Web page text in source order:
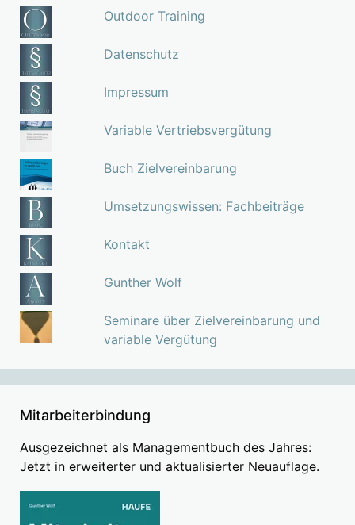
Outdoor Training
Datenschutz
Impressum
Variable Vertriebsvergütung
Buch Zielvereinbarung
Umsetzungswissen: Fachbeiträge
Kontakt
Gunther Wolf
Seminare über Zielvereinbarung und
variable Vergütung
Mitarbeiterbindung
Ausgezeichnet als Managementbuch des Jahres:
Jetzt in erweiterter und aktualisierter Neuauflage.